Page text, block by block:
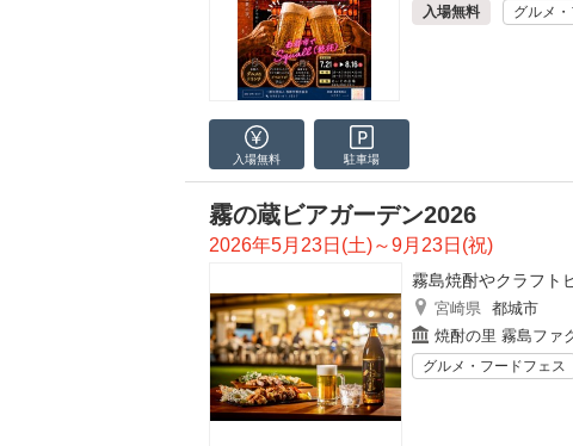
入場無料 グルメ
入場無料 駐車場
霧の蔵ビアガーデン2026
2026年5月23日(土)～9月23日(祝)
霧島焼酎やクラフト
宮崎県 都城市
焼酎の里 霧島ファ
グルメ・フードフェス